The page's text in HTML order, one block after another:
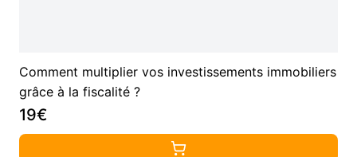
Comment multiplier vos investissements immobiliers
grâce à la fiscalité ?
19€